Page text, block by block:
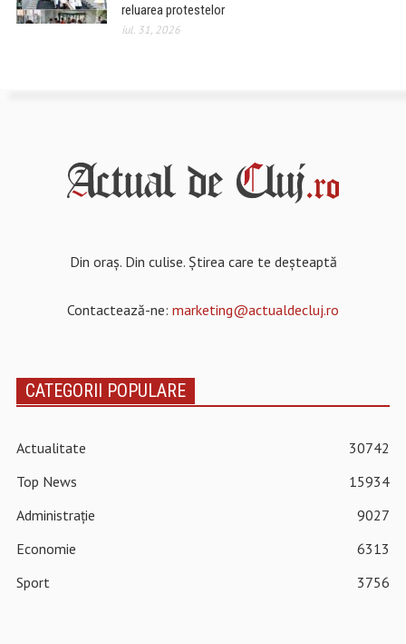
reluarea protestelor
iul. 31, 2026
Din oraș. Din culise. Știrea care te deșteaptă
Contactează-ne: marketing@actualdecluj.ro
CATEGORII POPULARE
Actualitate
30742
Top News
15934
Administrație
9027
Economie
6313
Sport
3756